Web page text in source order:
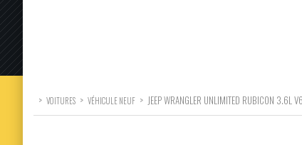
> VOITURES > VÉHICULE NEUF > JEEP WRANGLER UNLIMITED RUBICON 3.6L V6